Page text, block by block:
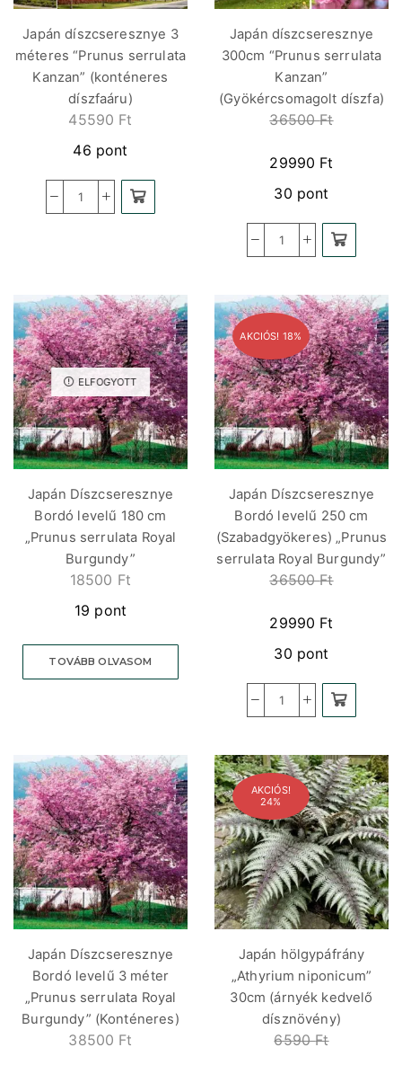
Japán díszcseresznye 3
méteres “Prunus serrulata
Kanzan” (konténeres
díszfaáru)
45590 Ft
46 pont
Japán díszcseresznye
300cm “Prunus serrulata
Kanzan”
(Gyökércsomagolt díszfa)
36500Ft
29990 Ft
30 pont
ELFOGYOTT
Japán Díszcseresznye
Bordó levelű 180 cm
„Prunus serrulata Royal
Burgundy”
18500 Ft
19 pont
TOVÁBB OLVASOM
AKCIÓS! 18%
Japán Díszcseresznye
Bordó levelű 250 cm
(Szabadgyökeres) „Prunus
serrulata Royal Burgundy”
36500Ft
29990 Ft
30 pont
Japán Díszcseresznye
Bordó levelű 3 méter
„Prunus serrulata Royal
Burgundy” (Konténeres)
38500 Ft
AKCIÓS!
24%
Japán hölgypáfrány
„Athyrium niponicum”
30cm (árnyék kedvelő
dísznövény)
6590Ft